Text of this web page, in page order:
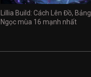
Lillia Build: Cách Lên Đồ, Bảng
Ngọc mùa 16 mạnh nhất